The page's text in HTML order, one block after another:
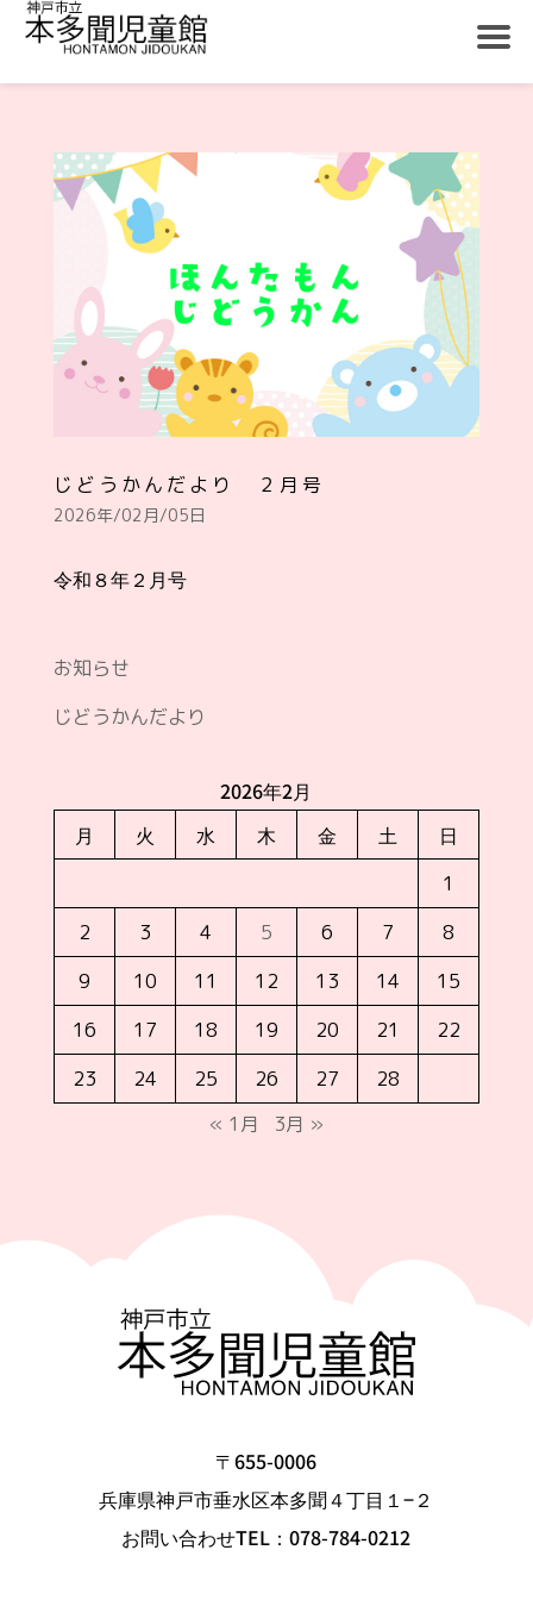
じどうかんだより ２月号
2026年/02月/05日
令和８年２月号
お知らせ
じどうかんだより
2026年2月
月
火 水 木 金 土 日
1
2
3 4 5 6 7
8
9
10 11 12 13 14
15
16
17 18 19 20 21
22
23
24 25 26 27
28
« 1月
3月 »
〒655-0006
兵庫県神戸市垂水区本多聞４丁目１−２
お問い合わせTEL：078-784-0212